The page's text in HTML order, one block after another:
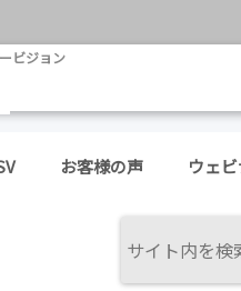
ビジョン
お客様の声 ウェ